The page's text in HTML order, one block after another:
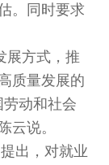
。同时要求
展方式，推
质量发展的
动和社会
云说。
出，对就业